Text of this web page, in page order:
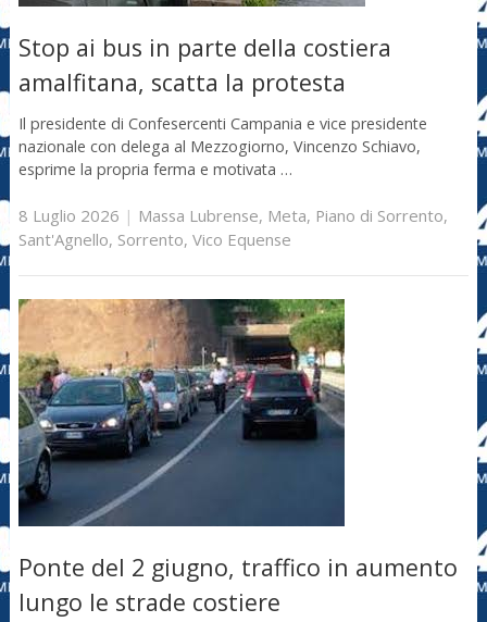
Stop ai bus in parte della costiera
amalfitana, scatta la protesta
Il presidente di Confesercenti Campania e vice presidente
nazionale con delega al Mezzogiorno, Vincenzo Schiavo,
esprime la propria ferma e motivata …
8 Luglio 2026 | Massa Lubrense, Meta, Piano di Sorrento,
Sant'Agnello, Sorrento, Vico Equense
Ponte del 2 giugno, traffico in aumento
lungo le strade costiere